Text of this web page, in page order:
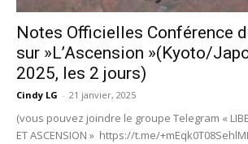
Notes Officielles Conférence
sur »L’Ascension »(Kyoto/
2025, les 2 jours)
Cindy LG - 21 janvier, 2025
(vous pouvez joindre le groupe Telegram «
ET ASCENSION » https://t.me/